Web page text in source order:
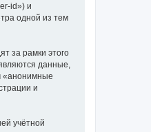
id») и
одной из тем
за рамки этого
данные,
«анонимные
и
учётной